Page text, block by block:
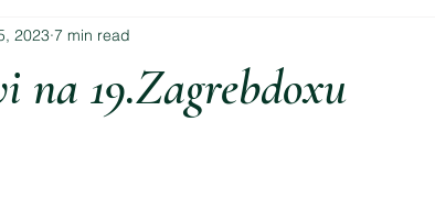
na 19.Zagrebdoxu
2023 7 min read